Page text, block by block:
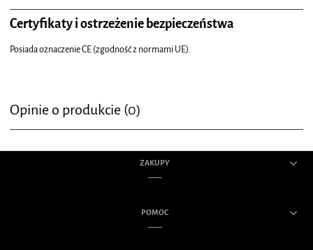
Certyfikaty i ostrzeżenie bezpieczeństwa
Posiada oznaczenie CE (zgodność z normami UE).
Opinie o produkcie (0)
ZAKUPY
POMOC